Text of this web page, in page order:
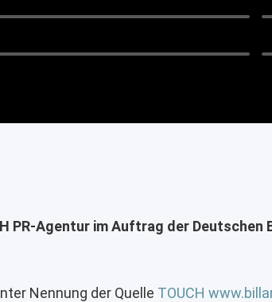
PR-Agentur im Auftrag der Deutschen
Nennung der Quelle TOUCH